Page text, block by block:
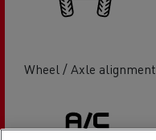
Wheel / Axle alignment